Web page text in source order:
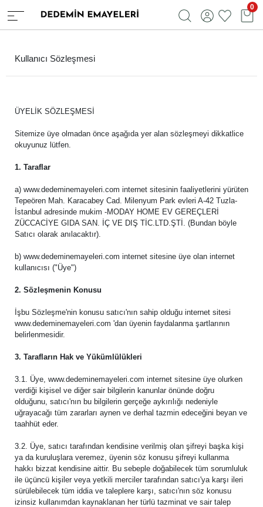
0
Kullanıcı Sözleşmesi
ÜYELİK SÖZLEŞMESİ
Sitemize üye olmadan önce aşağıda yer alan sözleşmeyi dikkatlice
okuyunuz lütfen.
1. Taraflar
a) www.dedeminemayeleri.com internet sitesinin faaliyetlerini yürüten
Tepeören Mah. Karacabey Cad. Milenyum Park evleri A-42 Tuzla-
İstanbul adresinde mukim -MODAY HOME EV GEREÇLERİ
ZÜCCACİYE GIDA SAN. İÇ VE DIŞ TİC.LTD.ŞTİ. (Bundan böyle
Satıcı olarak anılacaktır).
b) www.dedeminemayeleri.com internet sitesine üye olan internet
kullanıcısı ("Üye")
2. Sözleşmenin Konusu
İşbu Sözleşme'nin konusu satıcı'nın sahip olduğu internet sitesi
www.dedeminemayeleri.com 'dan üyenin faydalanma şartlarının
belirlenmesidir.
3. Tarafların Hak ve Yükümlülükleri
3.1. Üye, www.dedeminemayeleri.com internet sitesine üye olurken
verdiği kişisel ve diğer sair bilgilerin kanunlar önünde doğru
olduğunu, satıcı'nın bu bilgilerin gerçeğe aykırılığı nedeniyle
uğrayacağı tüm zararları aynen ve derhal tazmin edeceğini beyan ve
taahhüt eder.
3.2. Üye, satıcı tarafından kendisine verilmiş olan şifreyi başka kişi
ya da kuruluşlara veremez, üyenin söz konusu şifreyi kullanma
hakkı bizzat kendisine aittir. Bu sebeple doğabilecek tüm sorumluluk
ile üçüncü kişiler veya yetkili merciler tarafından satıcı'ya karşı ileri
sürülebilecek tüm iddia ve taleplere karşı, satıcı'nın söz konusu
izinsiz kullanımdan kaynaklanan her türlü tazminat ve sair talep